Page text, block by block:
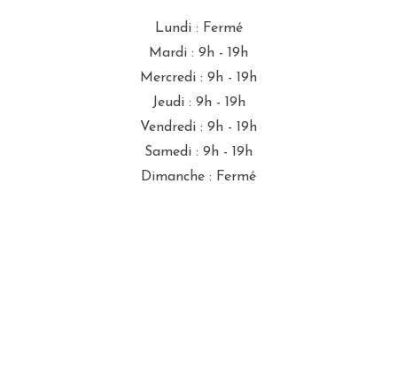
Lundi : Fermé
Mardi : 9h - 19h
Mercredi : 9h - 19h
Jeudi : 9h - 19h
Vendredi : 9h - 19h
Samedi : 9h - 19h
Dimanche : Fermé